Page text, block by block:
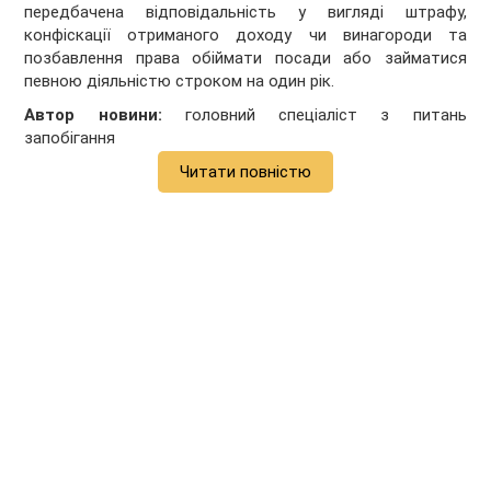
передбачена відповідальність у вигляді штрафу,
конфіскації отриманого доходу чи винагороди та
позбавлення права обіймати посади або займатися
певною діяльністю строком на один рік.
Автор новини: головний спеціаліст з питань
запобігання
Читати повністю